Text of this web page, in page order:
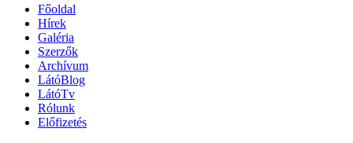
Főoldal
Hírek
Galéria
Szerzők
Archívum
LátóBlog
LátóTv
Rólunk
Előfizetés